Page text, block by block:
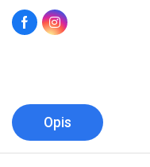
Opis